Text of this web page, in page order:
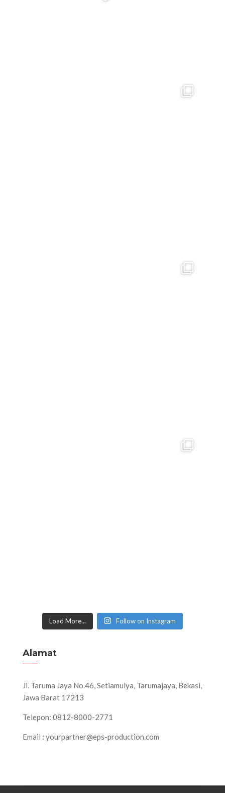
Load More... Follow on Instagram
Alamat
Jl. Taruma Jaya No.46, Setiamulya, Tarumajaya, Bekasi,
Jawa Barat 17213
Telepon: 0812-8000-2771
Email : yourpartner@eps-production.com